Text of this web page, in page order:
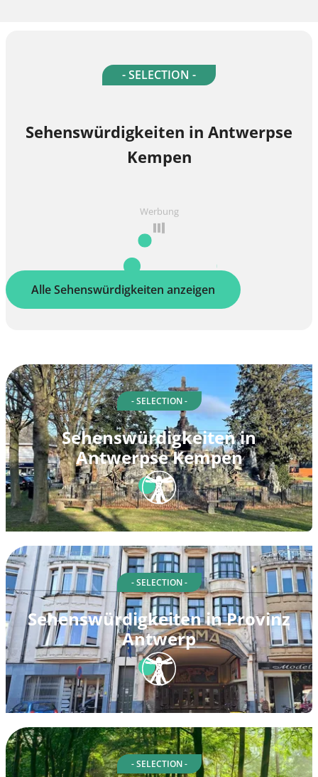
- SELECTION -
Sehenswürdigkeiten in Antwerpse
Kempen
Werbung
Alle Sehenswürdigkeiten anzeigen
- SELECTION -
Sehenswürdigkeiten in
Antwerpse Kempen
- SELECTION -
Sehenswürdigkeiten in Provinz
Antwerp
- SELECTION -